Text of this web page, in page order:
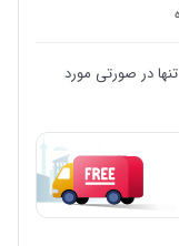
در صورتی مورد